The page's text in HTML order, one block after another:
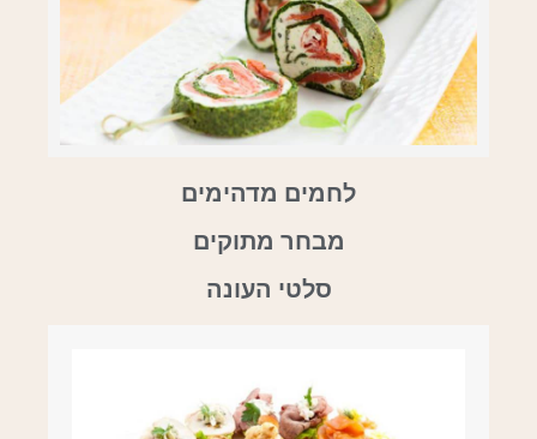
לחמים מדהימים
מבחר מתוקים
סלטי העונה